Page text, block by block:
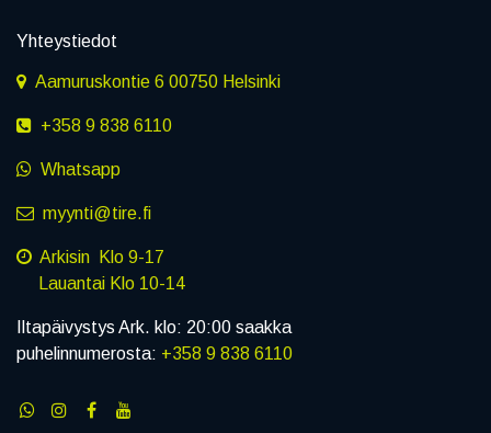
Yhteystiedot
Aamuruskontie 6 00750 Helsinki
+358 9 838 6110
Whatsapp
myynti@tire.fi
Arkisin Klo 9-17
Lauantai Klo 10-14
Iltapäivystys Ark. klo: 20:00 saakka
puhelinnumerosta: +358 9 838 6110